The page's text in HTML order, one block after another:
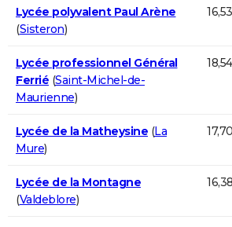
Lycée polyvalent Paul Arène
(Sisteron)
Lycée professionnel Général
Ferrié (Saint-Michel-de-
Maurienne)
Lycée de la Matheysine (La
Mure)
Lycée de la Montagne
(Valdeblore)